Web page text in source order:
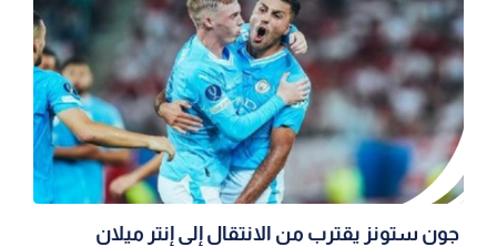
جون ستونز يقترب من الانتقال إلى إنتر ميلان